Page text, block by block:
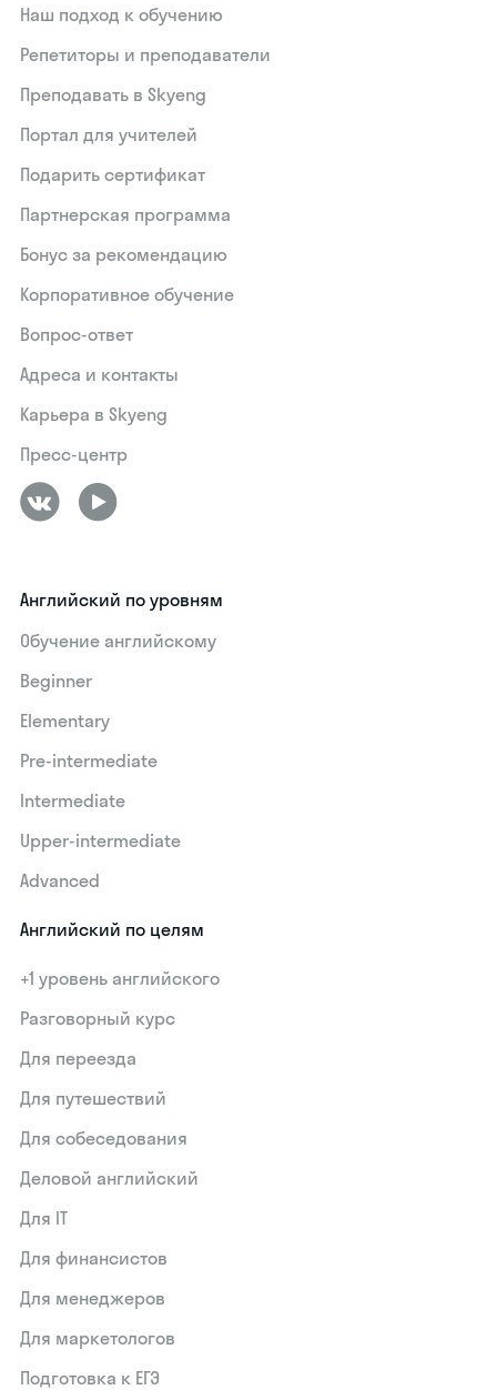
Наш подход к обучению
Репетиторы и преподаватели
Преподавать в Skyeng
Портал для учителей
Подарить сертификат
Партнерская программа
Бонус за рекомендацию
Корпоративное обучение
Вопрос-ответ
Адреса и контакты
Карьера в Skyeng
Пресс-центр
Английский по уровням
Обучение английскому
Beginner
Elementary
Pre-intermediate
Intermediate
Upper-intermediate
Advanced
Английский по целям
+1 уровень английского
Разговорный курс
Для переезда
Для путешествий
Для собеседования
Деловой английский
Для IT
Для финансистов
Для менеджеров
Для маркетологов
Подготовка к ЕГЭ